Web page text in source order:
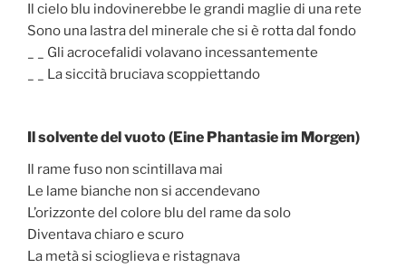
Il cielo blu indovinerebbe le grandi maglie di una rete
Sono una lastra del minerale che si è rotta dal fondo
_ _ Gli acrocefalidi volavano incessantemente
_ _ La siccità bruciava scoppiettando
Il solvente del vuoto (Eine Phantasie im Morgen)
Il rame fuso non scintillava mai
Le lame bianche non si accendevano
L’orizzonte del colore blu del rame da solo
Diventava chiaro e scuro
La metà si scioglieva e ristagnava